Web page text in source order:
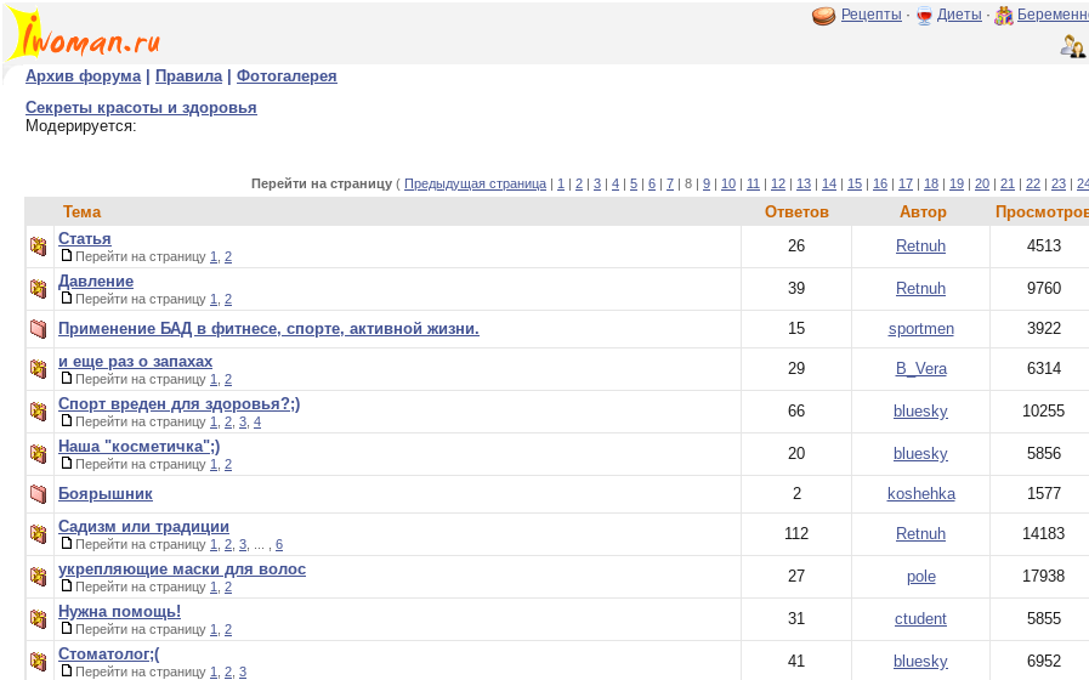
Рецепты · Диеты ·
Архив форума| Правила| Фотогалерея
Секреты красоты и здоровья
Модерируется:
Перейти на страницу ( Предыдущая страница | 1 | 2 | 3 | 4 | 5 | 6 | 7 | 8 | 9 | 10 | 11 | 12 | 13 | 14 | 15 | 16 | 17 | 18 | 19 | 20 | 21 | 22 | 23 |
Тема Ответов Автор
Статья
Перейти на страницу 1 2
26 Retnuh 4513
Давление
Перейти на страницу 1 2
39 Retnuh 9760
Применение БАД в фитнесе, спорте, активной жизни. 15 sportmen 3922
и еще раз о запахах
Перейти на страницу 1 2
29 B_Vera 6314
Спорт вреден для здоровья?;)
Перейти на страницу 1 2 3 4
66 bluesky 10255
Наша "косметичка";)
Перейти на страницу 1 2
20 bluesky 5856
Боярышник 2 koshehka 1577
Садизм или традиции
Перейти на страницу 1 2 3 6
112 Retnuh 14183
укрепляющие маски для волос
Перейти на страницу 1 2
27 pole 17938
Нужна помощь!
Перейти на страницу 1 2
31 ctudent 5855
Стоматолог;(
Перейти на страницу 1 2 3
41 bluesky 6952